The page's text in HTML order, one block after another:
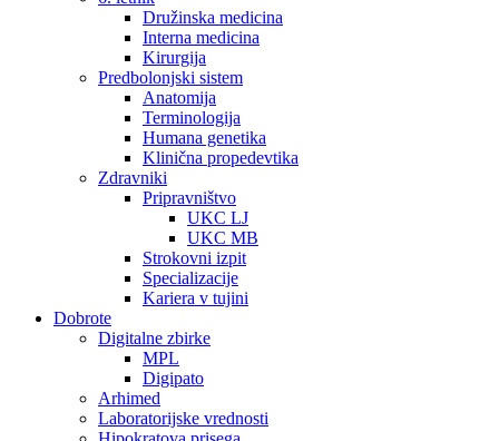
Družinska medicina
Interna medicina
Kirurgija
Predbolonjski sistem
Anatomija
Terminologija
Humana genetika
Klinična propedevtika
Zdravniki
Pripravništvo
UKC LJ
UKC MB
Strokovni izpit
Specializacije
Kariera v tujini
Dobrote
Digitalne zbirke
MPL
Digipato
Arhimed
Laboratorijske vrednosti